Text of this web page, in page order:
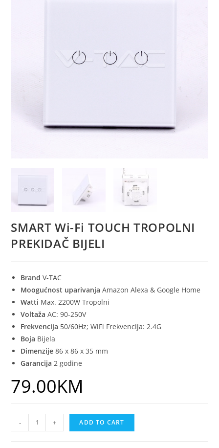
SMART Wi-Fi TOUCH TROPOLNI
PREKIDAČ BIJELI
BrandV-TAC
Moogućnost uparivanja Amazon Alexa & Google Home
Watti Max. 2200W Tropolni
VoltažaAC: 90-250V
Frekvencija 50/60Hz; WiFi Frekvencija: 2.4G
Boja Bijela
Dimenzije86 x 86 x 35 mm
Garancija2 godine
79.00KM
- + ADD TO CART